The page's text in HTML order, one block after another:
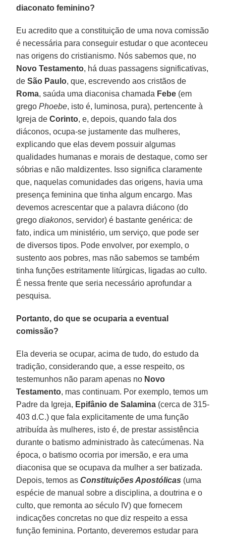
diaconato feminino?
Eu acredito que a constituição de uma nova comissão
é necessária para conseguir estudar o que aconteceu
nas origens do cristianismo. Nós sabemos que, no
Novo Testamento, há duas passagens significativas,
deSão Paulo, que, escrevendo aos cristãos de
Roma, saúda uma diaconisa chamada Febe (em
gregoPhoebe, isto é, luminosa, pura), pertencente à
Igreja deCorinto, e, depois, quando fala dos
diáconos, ocupa-se justamente das mulheres,
explicando que elas devem possuir algumas
qualidades humanas e morais de destaque, como ser
sóbrias e não maldizentes. Isso significa claramente
que, naquelas comunidades das origens, havia uma
presença feminina que tinha algum encargo. Mas
devemos acrescentar que a palavra diácono (do
gregodiakonos, servidor) é bastante genérica: de
fato, indica um ministério, um serviço, que pode ser
de diversos tipos. Pode envolver, por exemplo, o
sustento aos pobres, mas não sabemos se também
tinha funções estritamente litúrgicas, ligadas ao culto.
É nessa frente que seria necessário aprofundar a
pesquisa.
Portanto, do que se ocuparia a eventual
comissão?
Ela deveria se ocupar, acima de tudo, do estudo da
tradição, considerando que, a esse respeito, os
testemunhos não param apenas no Novo
Testamento, mas continuam. Por exemplo, temos um
Padre da Igreja, Epifânio de Salamina (cerca de 315-
403 d.C.) que fala explicitamente de uma função
atribuída às mulheres, isto é, de prestar assistência
durante o batismo administrado às catecúmenas. Na
época, o batismo ocorria por imersão, e era uma
diaconisa que se ocupava da mulher a ser batizada.
Depois, temos asConstituições Apostólicas (uma
espécie de manual sobre a disciplina, a doutrina e o
culto, que remonta ao século IV) que fornecem
indicações concretas no que diz respeito a essa
função feminina. Portanto, deveremos estudar para